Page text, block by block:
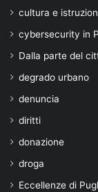
cultura e
cybersecurity in
Dalla parte del
degrado urbano
denuncia
diritti
donazione
droga
Eccellenze di